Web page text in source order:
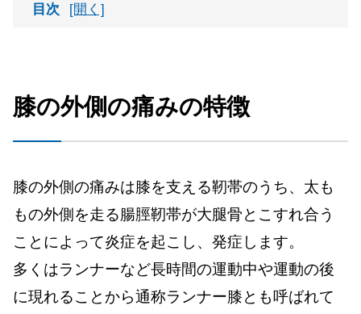
目次
膝痛みを感じた際の対処法について
膝の外側の痛みの特徴
膝の外側の痛みは膝を支える靭帯のうち、太も
もの外側を走る腸脛靭帯が大腿骨とこすれ合う
ことによって炎症を起こし、発症します。
多くはランナーなど長時間の運動中や運動の後
に現れることから通称ランナー膝とも呼ばれて